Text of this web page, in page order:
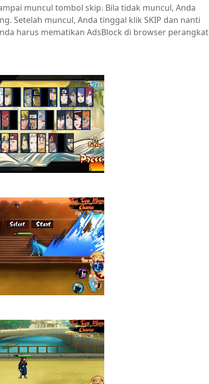
muncul tombol skip. Bila tidak muncul, Anda
Setelah muncul, Anda tinggal klik SKIP dan nanti
harus mematikan AdsBlock di browser perangkat